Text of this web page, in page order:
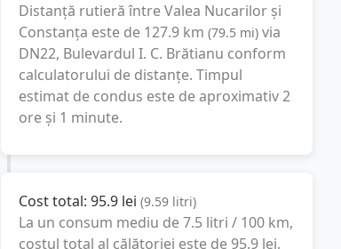
Distanță rutieră întreValea Nucarilorși
Constanța este de 127.9 km (79.5 mi) via
DN22, Bulevardul I. C. Brătianu conform
calculatorului de distanțe. Timpul
estimat de condus este de aproximativ2
ore și 1 minute.
Cost total: 95.9 lei (9.59 litri)
La un consum mediu de7.5 litri / 100 km,
costul total al călătoriei este de 95.9 lei,